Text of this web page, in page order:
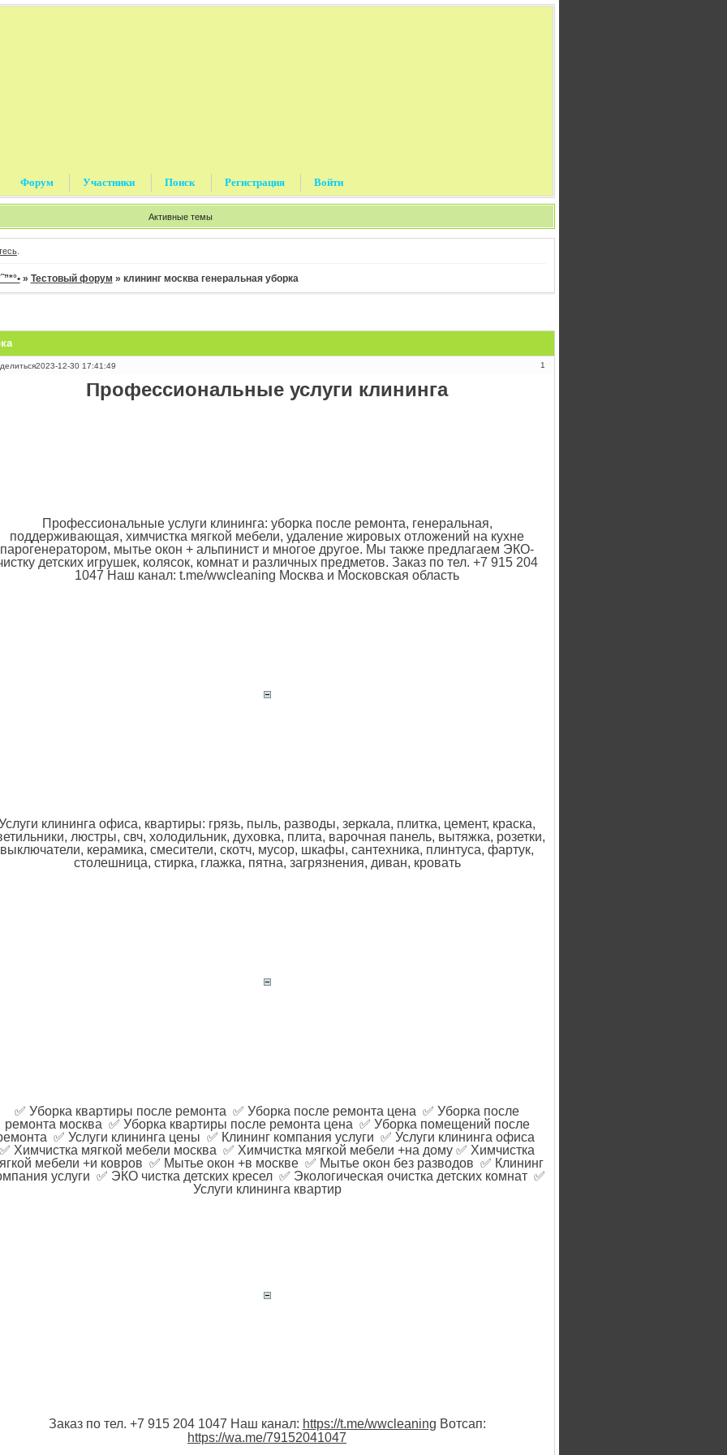
Форум Участники Поиск Регистрация Войти
Активные темы
» Тестовый форум » клининг москва генеральная уборка
1
2023-12-30 17:41:49
Профессиональные услуги клининга
Профессиональные услуги клининга: уборка после ремонта, генеральная,
поддерживающая, химчистка мягкой мебели, удаление жировых отложений на кухне
парогенератором, мытье окон + альпинист и многое другое. Мы также предлагаем ЭКО-
детских игрушек, колясок, комнат и различных предметов. Заказ по тел. +7 915 204
1047 Наш канал: t.me/wwcleaning Москва и Московская область
клининга офиса, квартиры: грязь, пыль, разводы, зеркала, плитка, цемент, краска,
люстры, свч, холодильник, духовка, плита, варочная панель, вытяжка, розетки,
выключатели, керамика, смесители, скотч, мусор, шкафы, сантехника, плинтуса, фартук,
столешница, стирка, глажка, пятна, загрязнения, диван, кровать
✅ Уборка квартиры после ремонта ✅ Уборка после ремонта цена ✅ Уборка после
ремонта москва ✅ Уборка квартиры после ремонта цена ✅ Уборка помещений после
✅ Услуги клининга цены ✅ Клининг компания услуги ✅ Услуги клининга офиса
✅ Химчистка мягкой мебели москва ✅ Химчистка мягкой мебели +на дому ✅ Химчистка
мебели +и ковров ✅ Мытье окон +в москве ✅ Мытье окон без разводов ✅ Клининг
услуги ✅ ЭКО чистка детских кресел ✅ Экологическая очистка детских комнат ✅
Услуги клининга квартир
Заказ по тел. +7 915 204 1047 Наш канал: https://t.me/wwcleaning Вотсап:
https://wa.me/79152041047